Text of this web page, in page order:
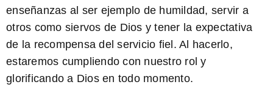
enseñanzas al ser ejemplo de humildad, servir a
otros como siervos de Dios y tener la expectativa
de la recompensa del servicio fiel. Al hacerlo,
estaremos cumpliendo con nuestro rol y
glorificando a Dios en todo momento.